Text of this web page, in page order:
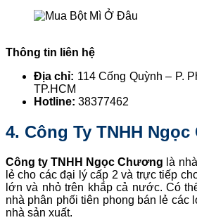
Thông tin liên hệ
Địa chỉ: 114 Cống Quỳnh – P.
TP.HCM
Hotline: 38377462
4. Công Ty TNHH
Công ty TNHH Ngọc Chương là
lẻ cho các đại lý cấp 2 và trực tiếp
lớn và nhỏ trên khắp cả nước. Có
nhà phân phối tiên phong bán lẻ các
nhà sản xuất.